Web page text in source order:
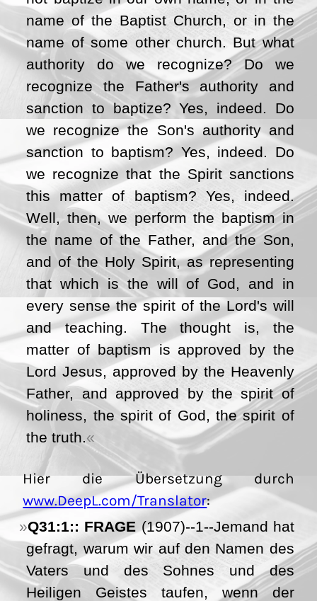
name of the Baptist Church, or in the
name of some other church. But what
authority do we recognize? Do we
recognize the Father's authority and
sanction to baptize? Yes, indeed. Do
we recognize the Son's authority and
sanction to baptism? Yes, indeed. Do
we recognize that the Spirit sanctions
this matter of baptism? Yes, indeed.
Well, then, we perform the baptism in
the name of the Father, and the Son,
and of the Holy Spirit, as representing
that which is the will of God, and in
every sense the spirit of the Lord's will
and teaching. The thought is, the
matter of baptism is approved by the
Lord Jesus, approved by the Heavenly
Father, and approved by the spirit of
holiness, the spirit of God, the spirit of
the truth.
Hier die Übersetzung durch
www.DeepL.com/Translator:
Q31:1:: FRAGE (1907)--1--Jemand hat
gefragt, warum wir auf den Namen des
Vaters und des Sohnes und des
Heiligen Geistes taufen, wenn der